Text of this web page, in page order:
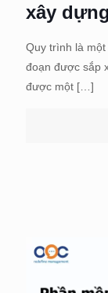
xây
Quy trình là
đoạn được sắp
được một […]